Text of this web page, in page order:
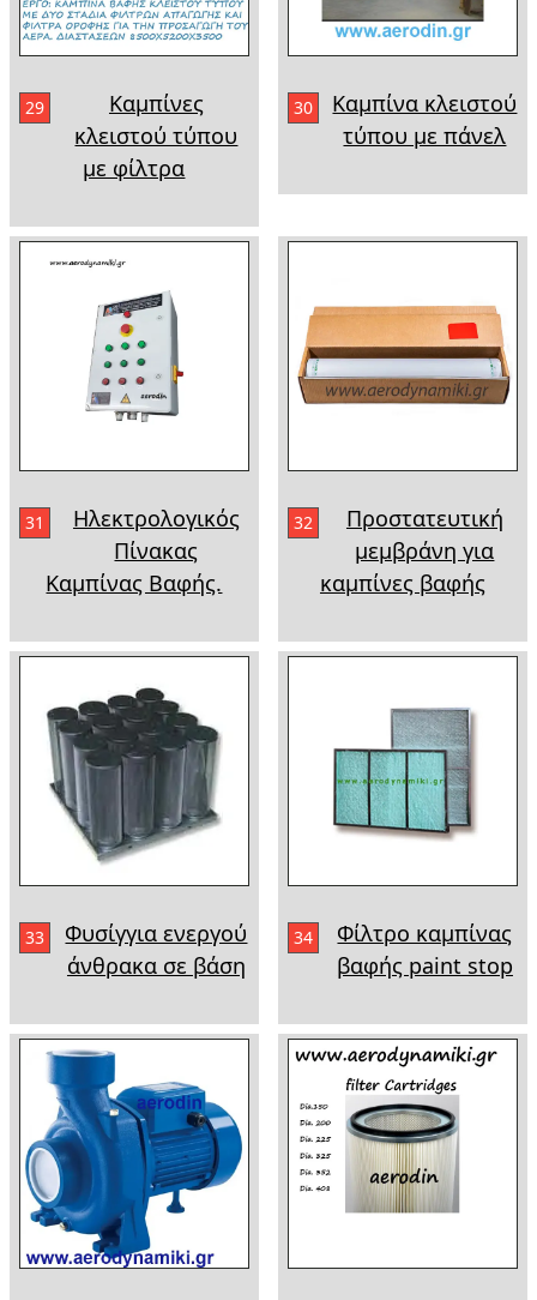
29
Καμπίνες
κλειστού τύπου
με φίλτρα
30
Καμπίνα κλειστού
τύπου με πάνελ
31
Ηλεκτρολογικός
Πίνακας
Καμπίνας Βαφής.
32
Προστατευτική
μεμβράνη για
καμπίνες βαφής
33
Φυσίγγια ενεργού
άνθρακα σε βάση
34
Φίλτρο καμπίνας
βαφής paint stop